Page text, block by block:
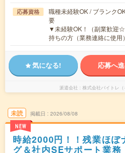
応募資格
職種未経験OK / ブランク
要
▼未経験OK！（副業歓迎
持ちの方（業務連絡に使
気になる! 応募へ
派遣会社 株式会社バイトレ（
未読
NEW
掲載日 2026/08/08
時給2000円！！残業ほぼ
グ＆社内SEサポート業務